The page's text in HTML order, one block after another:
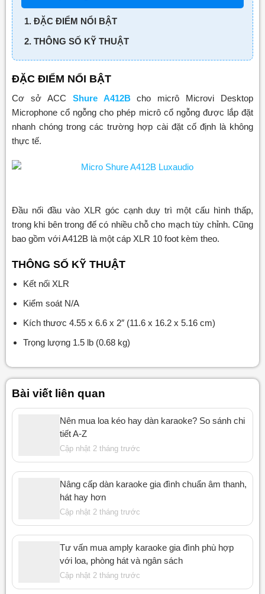
1. ĐẶC ĐIỂM NỔI BẬT
2. THÔNG SỐ KỸ THUẬT
ĐẶC ĐIỂM NỔI BẬT
Cơ sở ACC Shure A412Bcho micrô Microvi Desktop
Microphone cổ ngỗng cho phép micrô cổ ngỗng được lắp đặt
nhanh chóng trong các trường hợp cài đặt cố định là không
thực tế.
Đầu nối đầu vào XLR góc cạnh duy trì một cấu hình thấp,
trong khi bên trong đế có nhiều chỗ cho mạch tùy chỉnh. Cũng
bao gồm với A412B là một cáp XLR 10 foot kèm theo.
THÔNG SỐ KỸ THUẬT
Kết nối XLR
Kiểm soát N/A
Kích thươc 4.55 x 6.6 x 2″ (11.6 x 16.2 x 5.16 cm)
Trọng lượng 1.5 lb (0.68 kg)
Bài viết liên quan
Nên mua loa kéo hay dàn karaoke? So sánh chi
tiết A-Z
Cập nhật 2 tháng trước
Nâng cấp dàn karaoke gia đình chuẩn âm thanh,
hát hay hơn
Cập nhật 2 tháng trước
Tư vấn mua amply karaoke gia đình phù hợp
với loa, phòng hát và ngân sách
Cập nhật 2 tháng trước